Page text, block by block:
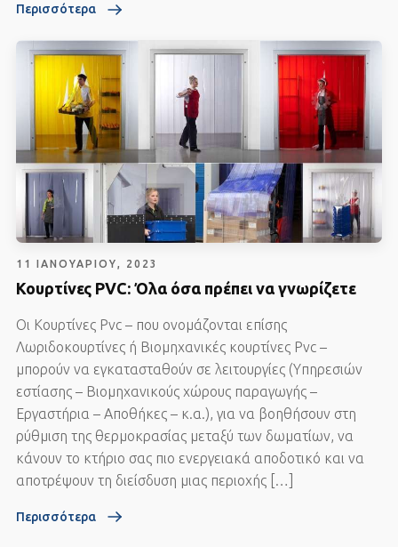
Περισσότερα
11 ΙΑΝΟΥΑΡΊΟΥ, 2023
Κουρτίνες PVC: Όλα όσα πρέπει να γνωρίζετε
Οι Κουρτίνες Pvc – που ονομάζονται επίσης
Λωριδοκουρτίνες ή Βιομηχανικές κουρτίνες Pvc –
μπορούν να εγκατασταθούν σε λειτουργίες (Υπηρεσιών
εστίασης – Βιομηχανικούς χώρους παραγωγής –
Εργαστήρια – Αποθήκες – κ.α.), για να βοηθήσουν στη
ρύθμιση της θερμοκρασίας μεταξύ των δωματίων, να
κάνουν το κτήριο σας πιο ενεργειακά αποδοτικό και να
αποτρέψουν τη διείσδυση μιας περιοχής […]
Περισσότερα